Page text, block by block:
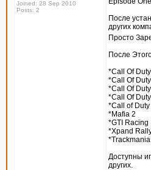
Joined: 28 Sep 2010
Posts: 2
После
других
Просто
После
*Call Of Duty
*Call Of
*Call Of
*Call Of
*Call of
*Mafia 2
*GTI Racing
*Xpand
Доступны
других.